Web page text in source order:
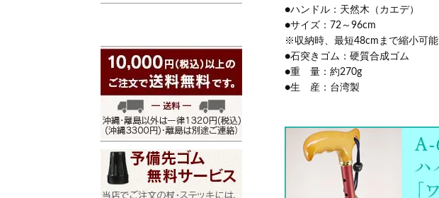
●ハンドル：天然木（カエデ）
●サイズ：72～96cm
※収納時、最短48cmまで縮小可能
●石突きゴム：硬質合成ゴム
●重 量：約270g
●生 産：台湾製